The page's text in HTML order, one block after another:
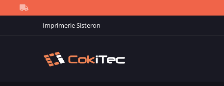
Imprimerie Sisteron